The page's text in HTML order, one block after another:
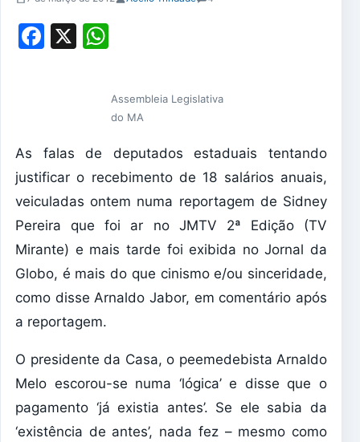
Facebook
X
Assembleia Legislativa
do MA
As falas de deputados estaduais tentando
justificar o recebimento de 18 salários anuais,
veiculadas ontem numa reportagem de Sidney
Pereira que foi ar no JMTV 2ª Edição (TV
Mirante) e mais tarde foi exibida no Jornal da
Globo, é mais do que cinismo e/ou sinceridade,
como disse Arnaldo Jabor, em comentário após
a reportagem.
O presidente da Casa, o peemedebista Arnaldo
Melo escorou-se numa ‘lógica’ e disse que o
pagamento ‘já existia antes’. Se ele sabia da
‘existência de antes’, nada fez – mesmo como